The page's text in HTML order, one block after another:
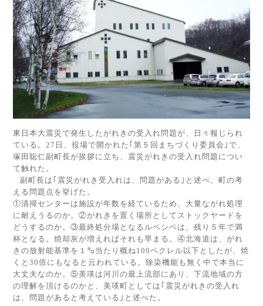
東日本大震災で発生したがれきの受入れ問題が、日々報じられ
ている。 27 日、役場で開かれた｢第５回まちづくり委員会｣で、
塚田聡仁副町長が挨拶に立ち、震災がれきの受入れ問題につい
て触れた。
副町長は｢震災がれき受入れは、問題がある｣と述べ、町の考
える問題点を挙げた。
①清掃センターは施設が年数を経ているため、大量ながれ処理
に耐えうるのか。②がれきを置く場所としてストックヤードを
どうするのか。③最終処分場となるルベシベは、残り５年で満
杯となる。焼却灰が増えればそれも早まる。④北海道は、がれ
きの放射能基準を１㌔当たり概ね100ベクレル以下としたが、焼
くと 30倍にもなると云われている。除染機能も無く中で本当に
大丈夫なのか。⑤美瑛は河川の最上流部にあり、下流地域の方
の理解を頂けるのかと、美瑛町としては｢震災がれきの受入れ
は、問題があると考えている｣と述べた。